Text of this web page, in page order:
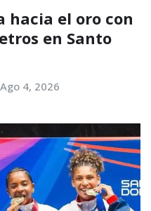
hacia el oro con
en Santo
Ago 4, 2026